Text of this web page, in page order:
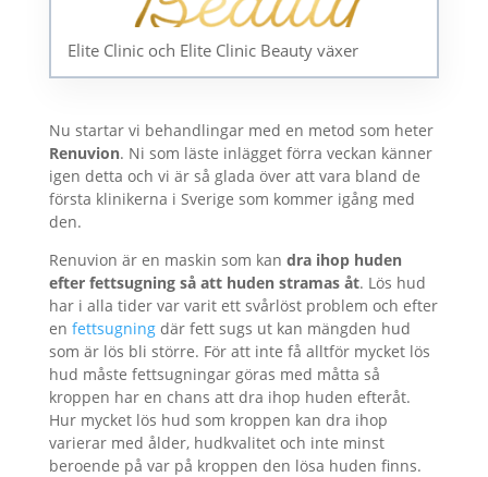
Elite Clinic och Elite Clinic Beauty växer
Nu startar vi behandlingar med en metod som heter
Renuvion. Ni som läste inlägget förra veckan känner
igen detta och vi är så glada över att vara bland de
första klinikerna i Sverige som kommer igång med
den.
Renuvion är en maskin som kan dra ihop huden
efter fettsugning så att huden stramas åt. Lös hud
har i alla tider var varit ett svårlöst problem och efter
en fettsugningdär fett sugs ut kan mängden hud
som är lös bli större. För att inte få alltför mycket lös
hud måste fettsugningar göras med måtta så
kroppen har en chans att dra ihop huden efteråt.
Hur mycket lös hud som kroppen kan dra ihop
varierar med ålder, hudkvalitet och inte minst
beroende på var på kroppen den lösa huden finns.